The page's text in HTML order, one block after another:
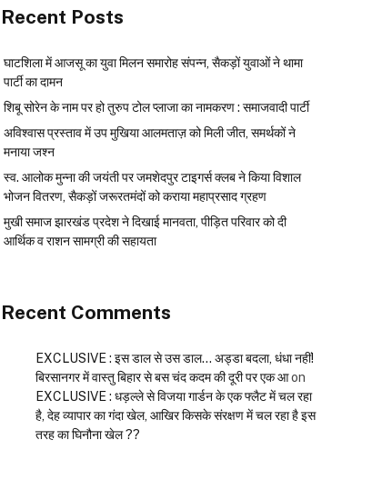
Recent Posts
घाटशिला में आजसू का युवा मिलन समारोह संपन्न, सैकड़ों युवाओं ने थामा
पार्टी का दामन
शिबू सोरेन के नाम पर हो तुरुप टोल प्लाजा का नामकरण : समाजवादी पार्टी
अविश्वास प्रस्ताव में उप मुखिया आलमताज़ को मिली जीत, समर्थकों ने
मनाया जश्न
स्व. आलोक मुन्ना की जयंती पर जमशेदपुर टाइगर्स क्लब ने किया विशाल
भोजन वितरण, सैकड़ों जरूरतमंदों को कराया महाप्रसाद ग्रहण
मुखी समाज झारखंड प्रदेश ने दिखाई मानवता, पीड़ित परिवार को दी
आर्थिक व राशन सामग्री की सहायता
Recent Comments
EXCLUSIVE : इस डाल से उस डाल… अड्डा बदला, धंधा नहीं!
बिरसानगर में वास्तु बिहार से बस चंद कदम की दूरी पर एक आon
EXCLUSIVE : धड़ल्ले से विजया गार्डन के एक फ्लैट में चल रहा
है, देह व्यापार का गंदा खेल, आखिर किसके संरक्षण में चल रहा है इस
तरह का घिनौना खेल ??